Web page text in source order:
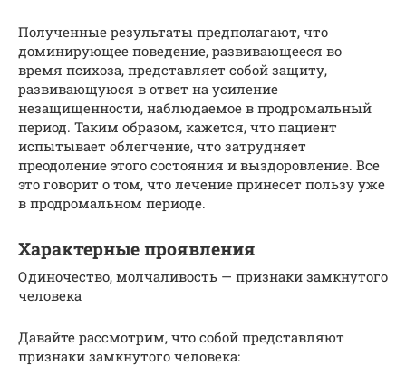
Полученные результаты предполагают, что
доминирующее поведение, развивающееся во
время психоза, представляет собой защиту,
развивающуюся в ответ на усиление
незащищенности, наблюдаемое в продромальный
период. Таким образом, кажется, что пациент
испытывает облегчение, что затрудняет
преодоление этого состояния и выздоровление. Все
это говорит о том, что лечение принесет пользу уже
в продромальном периоде.
Характерные проявления
Одиночество, молчаливость — признаки замкнутого
человека
Давайте рассмотрим, что собой представляют
признаки замкнутого человека: